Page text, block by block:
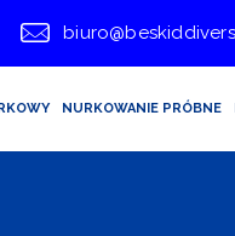
NURKOWANIE PRÓBNE